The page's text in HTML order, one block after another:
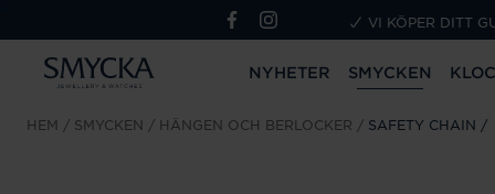
VI KÖPER DITT
NYHETER SMYCKEN
HEM SMYCKEN HÄNGEN OCH BERLOCKER SAFETY CHAIN